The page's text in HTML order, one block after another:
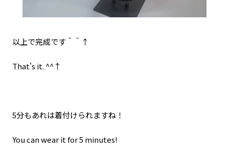
以上で完成です＾＾↑
That's it. ^^↑
5分もあれは着付けられますね！
You can wear it for 5 minutes!